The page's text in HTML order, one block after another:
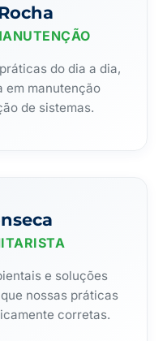
do dia a dia,
em manutenção
de sistemas.
e soluções
nossas práticas
corretas.